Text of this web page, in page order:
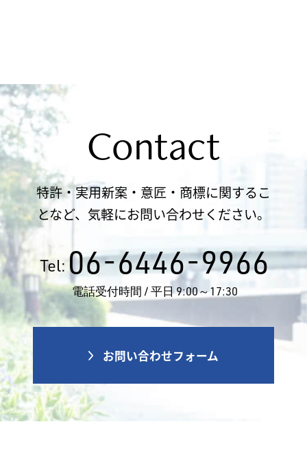
Contact
特許・実用新案・意匠・商標に関するこ
となど、気軽にお問い合わせください。
Tel:06-6446-9966
電話受付時間 / 平日 9:00～17:30
お問い合わせフォーム